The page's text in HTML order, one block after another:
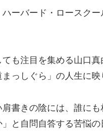
ーバード・ロースク
も注目を集める山口
っしぐら」の人生に映
書きの陰には、誰に
と自問自答する苦悩の